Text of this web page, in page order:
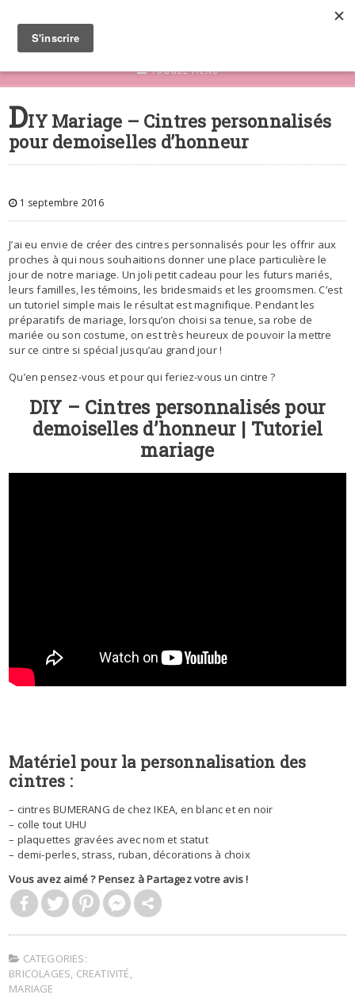
TOGGLE MENU
DIY Mariage – Cintres personnalisés
pour demoiselles d’honneur
1 septembre 2016
J’ai eu envie de créer des cintres personnalisés pour les offrir aux
proches à qui nous souhaitions donner une place particulière le
jour de notre mariage. Un joli petit cadeau pour les futurs mariés,
leurs familles, les témoins, les bridesmaids et les groomsmen. C’est
un tutoriel simple mais le résultat est magnifique. Pendant les
préparatifs de mariage, lorsqu’on choisi sa tenue, sa robe de
mariée ou son costume, on est très heureux de pouvoir la mettre
sur ce cintre si spécial jusqu’au grand jour !
Qu’en pensez-vous et pour qui feriez-vous un cintre ?
DIY – Cintres personnalisés pour
demoiselles d’honneur | Tutoriel
mariage
Matériel pour la personnalisation des
cintres :
– cintres BUMERANG de chez IKEA, en blanc et en noir
– colle tout UHU
– plaquettes gravées avec nom et statut
– demi-perles, strass, ruban, décorations à choix
Vous avez aimé ? Pensez à Partagez votre avis !
CATEGORIES:
BRICOLAGES, CREATIVITÉ,
MARIAGE